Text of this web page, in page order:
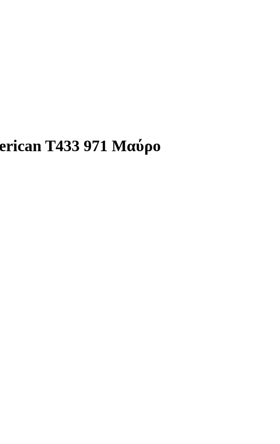
T433 971 Μαύρο